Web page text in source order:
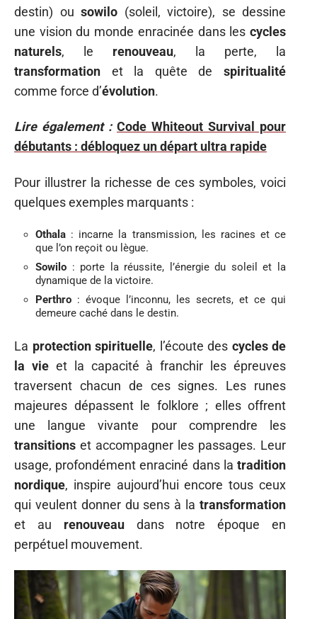
destin) ou sowilo (soleil, victoire), se dessine
une vision du monde enracinée dans les cycles
naturels, le renouveau, la perte, la
transformation et la quête de spiritualité
comme force d’évolution.
Lire également : Code Whiteout Survival pour
débutants : débloquez un départ ultra rapide
Pour illustrer la richesse de ces symboles, voici
quelques exemples marquants :
Othala : incarne la transmission, les racines et ce
que l’on reçoit ou lègue.
Sowilo : porte la réussite, l’énergie du soleil et la
dynamique de la victoire.
Perthro : évoque l’inconnu, les secrets, et ce qui
demeure caché dans le destin.
La protection spirituelle, l’écoute des cycles de
la vieet la capacité à franchir les épreuves
traversent chacun de ces signes. Les runes
majeures dépassent le folklore ; elles offrent
une langue vivante pour comprendre les
transitions et accompagner les passages. Leur
usage, profondément enraciné dans la tradition
nordique, inspire aujourd’hui encore tous ceux
qui veulent donner du sens à la transformation
et au renouveaudans notre époque en
perpétuel mouvement.